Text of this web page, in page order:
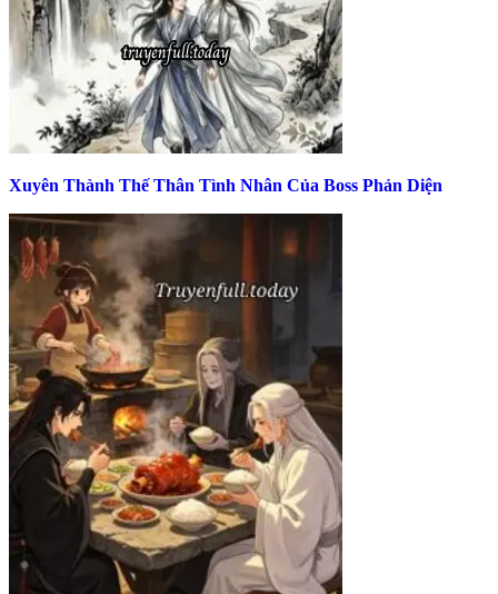
Xuyên Thành Thế Thân Tình Nhân Của Boss Phản Diện